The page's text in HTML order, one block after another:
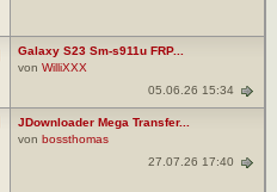
Galaxy S23 Sm-s911u FRP...
von WilliXXX
05.06.26 15:34
JDownloader Mega Transfer...
von bossthomas
27.07.26 17:40